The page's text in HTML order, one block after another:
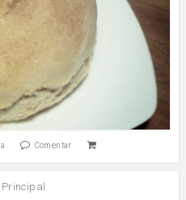
Comentar